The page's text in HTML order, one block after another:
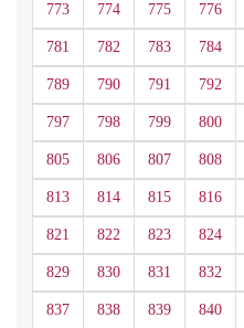
773 774 775 776
781 782 783 784
789 790 791 792
797 798 799 800
805 806 807 808
813 814 815 816
821 822 823 824
829 830 831 832
837 838 839 840